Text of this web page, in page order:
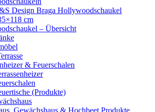
Design Braga Hollywoodschaukel
cm
– Übersicht
& Feuerschalen
(Produkte)
Gewächshaus & Hochbeet Produkte